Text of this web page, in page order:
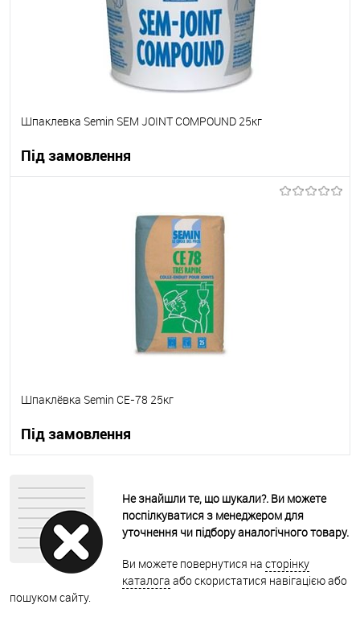
Шпаклевка Semin SEM JOINT COMPОUND 25кг
Під замовлення
Шпаклёвка Semin СЕ-78 25кг
Під замовлення
В вибране Під замовлення
Не знайшли те, що шукали?. Ви можете
поспілкуватися з менеджером для
уточнення чи підбору аналогічного товару.
Ви можете повернутися на сторінку
каталога або скористатися навігацією або
пошуком сайту.